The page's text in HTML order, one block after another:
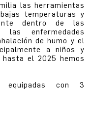
las herramientas
temperaturas y
dentro de las
enfermedades
de humo y el
a niños y
hasta el 2025 hemos
equipadas con 3